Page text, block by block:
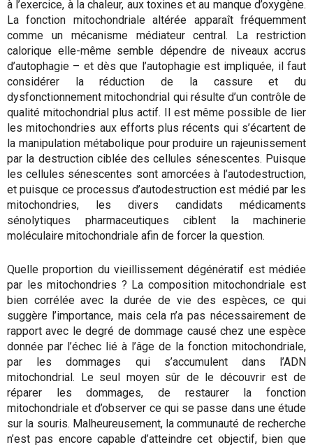
à l’exercice, à la chaleur, aux toxines et au manque d’oxygène.
La fonction mitochondriale altérée apparaît fréquemment
comme un mécanisme médiateur central. La restriction
calorique elle-même semble dépendre de niveaux accrus
d’autophagie – et dès que l’autophagie est impliquée, il faut
considérer la réduction de la cassure et du
dysfonctionnement mitochondrial qui résulte d’un contrôle de
qualité mitochondrial plus actif. Il est même possible de lier
les mitochondries aux efforts plus récents qui s’écartent de
la manipulation métabolique pour produire un rajeunissement
par la destruction ciblée des cellules sénescentes. Puisque
les cellules sénescentes sont amorcées à l’autodestruction,
et puisque ce processus d’autodestruction est médié par les
mitochondries, les divers candidats médicaments
sénolytiques pharmaceutiques ciblent la machinerie
moléculaire mitochondriale afin de forcer la question.
Quelle proportion du vieillissement dégénératif est médiée
par les mitochondries ? La composition mitochondriale est
bien corrélée avec la durée de vie des espèces, ce qui
suggère l’importance, mais cela n’a pas nécessairement de
rapport avec le degré de dommage causé chez une espèce
donnée par l’échec lié à l’âge de la fonction mitochondriale,
par les dommages qui s’accumulent dans l’ADN
mitochondrial. Le seul moyen sûr de le découvrir est de
réparer les dommages, de restaurer la fonction
mitochondriale et d’observer ce qui se passe dans une étude
sur la souris. Malheureusement, la communauté de recherche
n’est pas encore capable d’atteindre cet objectif, bien que